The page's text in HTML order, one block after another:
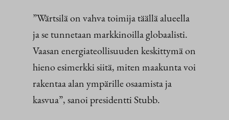
”Wärtsilä on vahva toimija täällä alueella
ja se tunnetaan markkinoilla globaalisti.
Vaasan energiateollisuuden keskittymä on
hieno esimerkki siitä, miten maakunta voi
rakentaa alan ympärille osaamista ja
kasvua”, sanoi presidentti Stubb.